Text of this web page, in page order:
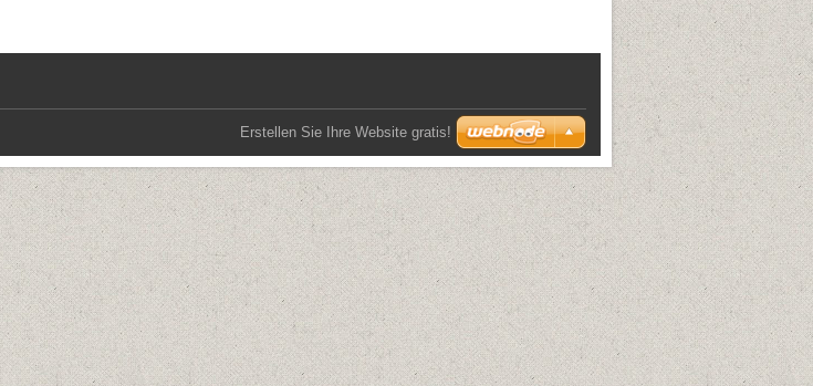
Erstellen Sie Ihre Website gratis!